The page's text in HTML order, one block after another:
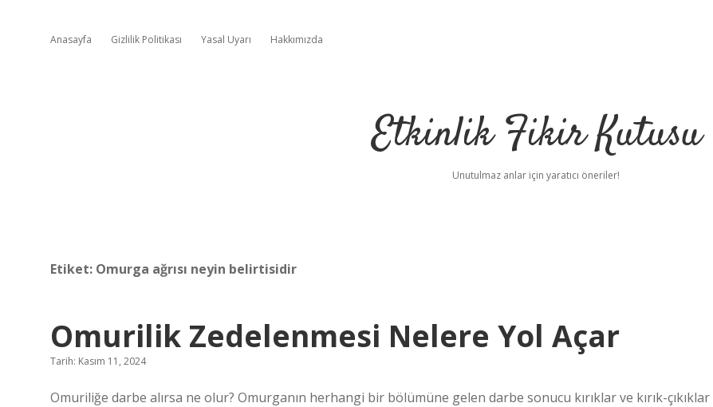
Anasayfa Gizlilik Politikası Yasal Uyarı Hakkımızda
Etkinlik Fikir Kutusu
Unutulmaz anlar için yaratıcı öneriler!
Etiket: Omurga ağrısı neyin belirtisidir
Omurilik Zedelenmesi Nelere Yol Açar
Tarih: Kasım 11, 2024
Omuriliğe darbe alırsa ne olur? Omurganın herhangi bir bölümüne gelen darbe sonucu kırıklar ve kırık-çıkıklar